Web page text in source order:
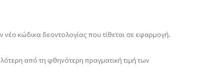
νέο κώδικα δεοντολογίας που τίθεται σε εφαρμογή.
από τη φθηνότερη πραγματική τιμή των